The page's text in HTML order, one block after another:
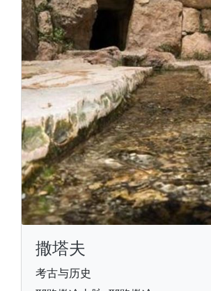
撒塔夫
考古与历史